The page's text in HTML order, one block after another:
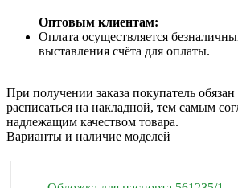
Оптовым клиентам:
Оплата осуществляется
выставления счёта для оплаты.
При получении заказа покупатель
расписаться на накладной, тем самым
надлежащим качеством товара.
Варианты и наличие моделей